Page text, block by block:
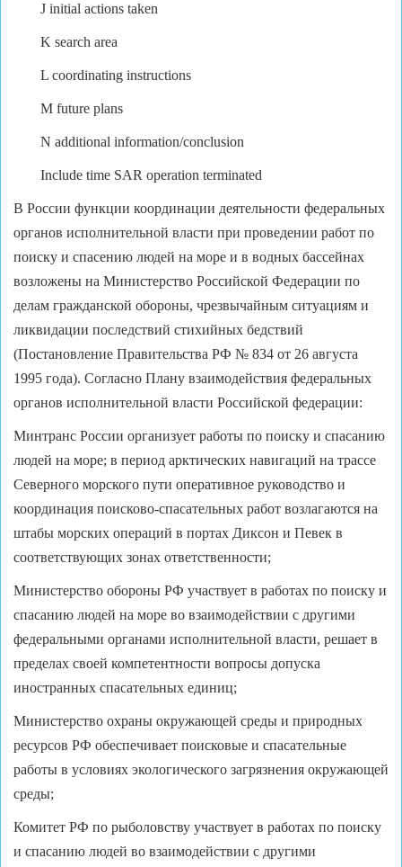
J initial actions taken
K search area
L coordinating instructions
M future plans
N additional information/conclusion
Include time SAR operation terminated
В России функции координации деятельности федеральных
органов исполнительной власти при проведении работ по
поиску и спасению людей на море и в водных бассейнах
возложены на Министерство Российской Федерации по
делам гражданской обороны, чрезвычайным ситуациям и
ликвидации последствий стихийных бедствий
(Постановление Правительства РФ № 834 от 26 августа
1995 года). Согласно Плану взаимодействия федеральных
органов исполнительной власти Российской федерации:
Минтранс России организует работы по поиску и спасанию
людей на море; в период арктических навигаций на трассе
Северного морского пути оперативное руководство и
координация поисково-спасательных работ возлагаются на
штабы морских операций в портах Диксон и Певек в
соответствующих зонах ответственности;
Министерство обороны РФ участвует в работах по поиску и
спасанию людей на море во взаимодействии с другими
федеральными органами исполнительной власти, решает в
пределах своей компетентности вопросы допуска
иностранных спасательных единиц;
Министерство охраны окружающей среды и природных
ресурсов РФ обеспечивает поисковые и спасательные
работы в условиях экологического загрязнения окружающей
среды;
Комитет РФ по рыболовству участвует в работах по поиску
и спасанию людей во взаимодействии с другими